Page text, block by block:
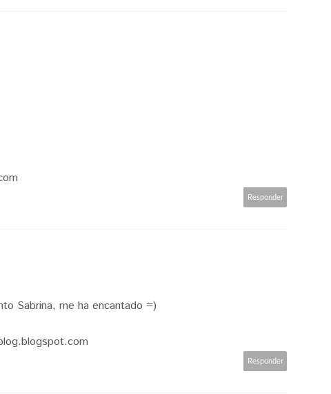
Responder
Sabrina, me ha encantado =)
Responder